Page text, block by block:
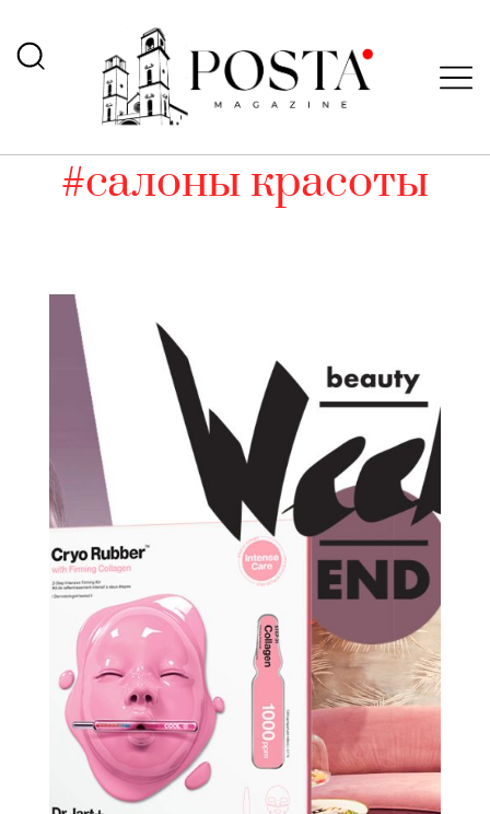
#салоны красоты